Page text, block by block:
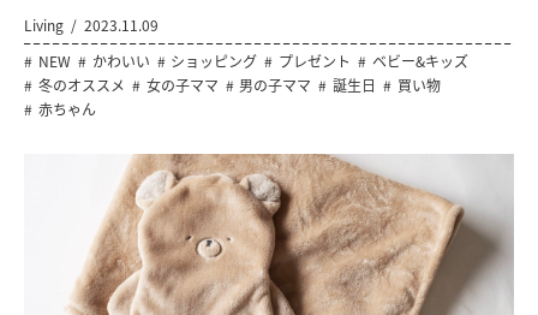
Living
2023.11.09
NEW
かわいい ショッピング プレゼント
ベビー&キッズ
冬のオススメ
女の子ママ 男の子ママ 誕生日
買い物
赤ちゃん